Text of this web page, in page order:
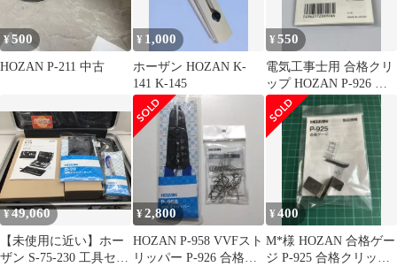
¥500
HOZAN P-211 中古
¥ 1,000
ホーザン HOZAN K-
141 K-145
¥550
電気工事士用 合格クリ
ップ HOZAN P-926 ケ
ーブルバインダー 10個
¥49,060
【未使用に近い】ホー
ザン S-75-230 工具セッ
¥2,800
HOZAN P-958 VVFスト
リッパー P-926 合格ク
¥400
M*様 HOZAN 合格ゲー
ジ P-925 合格クリップ